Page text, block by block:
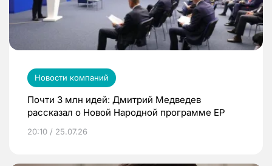
Новости компаний
Почти 3 млн идей: Дмитрий Медведев
рассказал о Новой Народной программе ЕР
20:10 / 25.07.26